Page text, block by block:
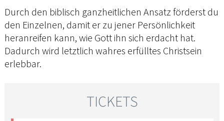
Durch den biblisch ganzheitlichen Ansatz förderst du
den Einzelnen, damit er zu jener Persönlichkeit
heranreifen kann, wie Gott ihn sich erdacht hat.
Dadurch wird letztlich wahres erfülltes Christsein
erlebbar.